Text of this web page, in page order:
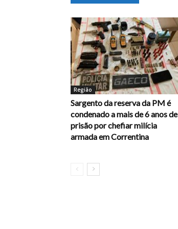
Região
Sargento da reserva da PM é
condenado a mais de 6 anos de
prisão por chefiar milícia
armada em Correntina